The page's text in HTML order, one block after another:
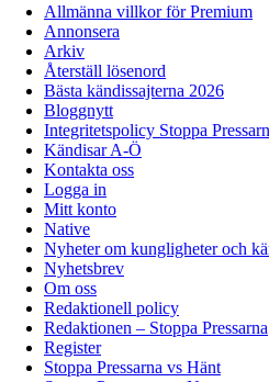
Allmänna villkor för Premium
Annonsera
Arkiv
Återställ lösenord
Bästa kändissajterna 2026
Bloggnytt
Integritetspolicy Stoppa
Kändisar A-Ö
Kontakta oss
Logga in
Mitt konto
Native
Nyheter om kungligheter och
Nyhetsbrev
Om oss
Redaktionell policy
Redaktionen – Stoppa Pressarna
Register
Stoppa Pressarna vs Hänt